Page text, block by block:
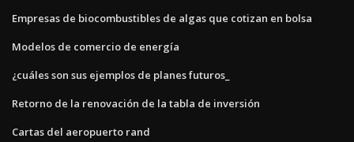
Empresas de biocombustibles de algas que cotizan en bolsa
Modelos de comercio de energía
¿cuáles son sus ejemplos de planes futuros_
Retorno de la renovación de la tabla de inversión
Cartas del aeropuerto rand